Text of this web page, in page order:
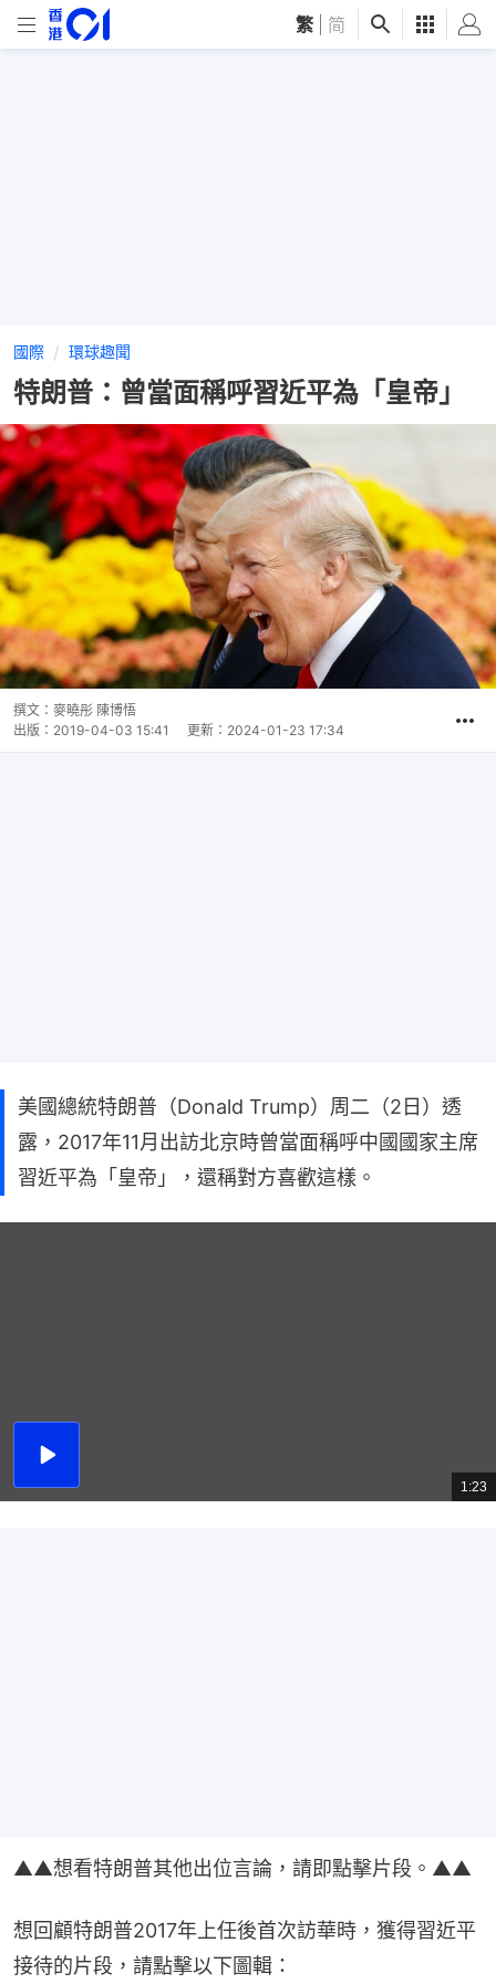
繁 简
國際 環球趣聞
特朗普：曾當面稱呼習近平為「皇帝」
撰文： 麥曉彤 陳博悟
出版： 2019-04-03 15:41 更新： 2024-01-23 17:34
美國總統特朗普（Donald Trump）周二（2日）透
露，2017年11月出訪北京時曾當面稱呼中國國家主席
習近平為「皇帝」，還稱對方喜歡這樣。
播
總
共
1:23
▲▲想看特朗普其他出位言論，請即點擊片段。▲▲
想回顧特朗普2017年上任後首次訪華時，獲得習近平
接待的片段，請點擊以下圖輯：